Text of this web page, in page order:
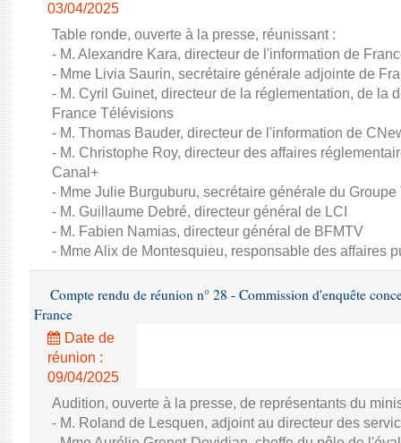
03/04/2025
Table ronde, ouverte à la presse, réunissant :
- M. Alexandre Kara, directeur de l'information de
- Mme Livia Saurin, secrétaire générale adjointe de
- M. Cyril Guinet, directeur de la réglementation, de la
France Télévisions
- M. Thomas Bauder, directeur de l'information de
- M. Christophe Roy, directeur des affaires
Canal+
- Mme Julie Burguburu, secrétaire générale du Groupe
- M. Guillaume Debré, directeur général de LCI
- M. Fabien Namias, directeur général de BFMTV
- Mme Alix de Montesquieu, responsable des affaires
Compte rendu de réunion n° 28 - Commission d'enquête
France
Date de
réunion :
09/04/2025
Audition, ouverte à la presse, de représentants du
- M. Roland de Lesquen, adjoint au directeur des